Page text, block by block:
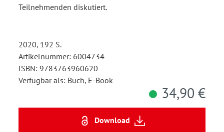
Teilnehmenden diskutiert.
2020, 192 S.
Artikelnummer: 6004734
ISBN: 9783763960620
Verfügbar als: Buch, E-Book
34,90 €
Download